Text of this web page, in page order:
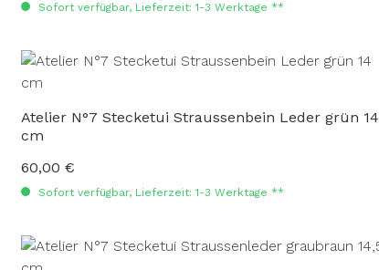
Sofort verfügbar, Lieferzeit: 1-3 Werktage **
Atelier N°7 Stecketui Straussenbein Leder grün 14
cm
Regulärer Preis:
60,00 €
Sofort verfügbar, Lieferzeit: 1-3 Werktage **